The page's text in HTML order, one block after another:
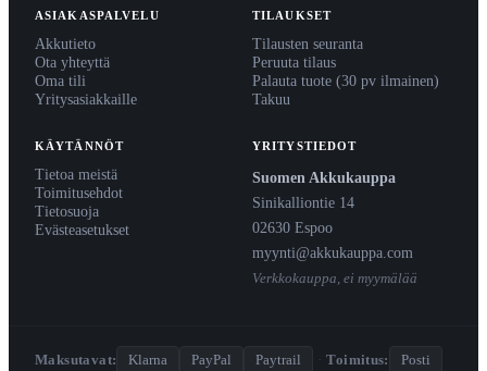
ASIAKASPALVELU
Akkutieto
Ota yhteyttä
Oma tili
Yritysasiakkaille
TILAUKSET
Tilausten seuranta
Peruuta tilaus
Palauta tuote (30 pv ilmainen)
Takuu
KÄYTÄNNÖT
Tietoa meistä
Toimitusehdot
Tietosuoja
Evästeasetukset
YRITYSTIEDOT
Suomen Akkukauppa
Sinikalliontie 14
02630 Espoo
myynti@akkukauppa.com
Verkkokauppa, ei myymälää
Maksutavat: Klarna PayPal Paytrail · Toimitus: Posti